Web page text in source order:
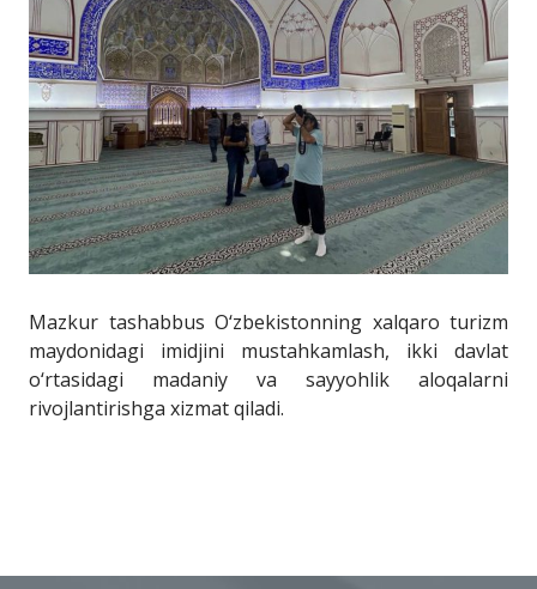
Mazkur tashabbus O‘zbekistonning xalqaro turizm
maydonidagi imidjini mustahkamlash, ikki davlat
o‘rtasidagi madaniy va sayyohlik aloqalarni
rivojlantirishga xizmat qiladi.